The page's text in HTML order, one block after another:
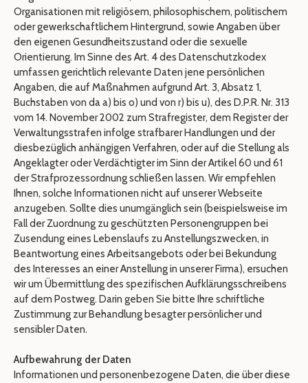
Organisationen mit religiösem, philosophischem, politischem
oder gewerkschaftlichem Hintergrund, sowie Angaben über
den eigenen Gesundheitszustand oder die sexuelle
Orientierung. Im Sinne des Art. 4 des Datenschutzkodex
umfassen gerichtlich relevante Daten jene persönlichen
Angaben, die auf Maßnahmen aufgrund Art. 3, Absatz 1,
Buchstaben von da a) bis o) und von r) bis u), des D.P.R. Nr. 313
vom 14. November 2002 zum Strafregister, dem Register der
Verwaltungsstrafen infolge strafbarer Handlungen und der
diesbezüglich anhängigen Verfahren, oder auf die Stellung als
Angeklagter oder Verdächtigter im Sinn der Artikel 60 und 61
der Strafprozessordnung schließen lassen. Wir empfehlen
Ihnen, solche Informationen nicht auf unserer Webseite
anzugeben. Sollte dies unumgänglich sein (beispielsweise im
Fall der Zuordnung zu geschützten Personengruppen bei
Zusendung eines Lebenslaufs zu Anstellungszwecken, in
Beantwortung eines Arbeitsangebots oder bei Bekundung
des Interesses an einer Anstellung in unserer Firma), ersuchen
wir um Übermittlung des spezifischen Aufklärungsschreibens
auf dem Postweg. Darin geben Sie bitte Ihre schriftliche
Zustimmung zur Behandlung besagter persönlicher und
sensibler Daten.
Aufbewahrung der Daten
Informationen und personenbezogene Daten, die über diese